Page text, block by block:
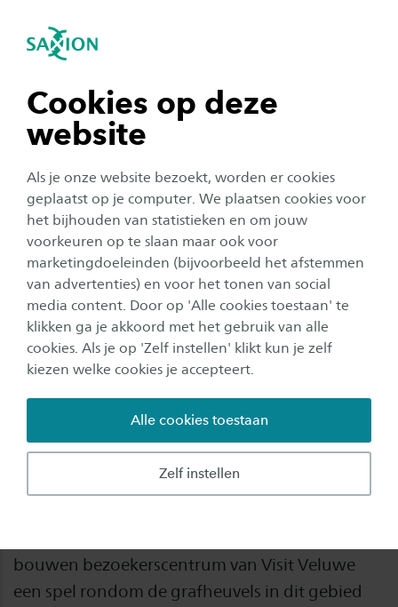
Cookies op deze
website
Als je onze website bezoekt, worden er cookies
geplaatst op je computer. We plaatsen cookies voor
het bijhouden van statistieken en om jouw
voorkeuren op te slaan maar ook voor
marketingdoeleinden (bijvoorbeeld het afstemmen
van advertenties) en voor het tonen van social
media content. Door op 'Alle cookies toestaan' te
klikken ga je akkoord met het gebruik van alle
cookies. Als je op 'Zelf instellen' klikt kun je zelf
kiezen welke cookies je accepteert.
Zelf instellen
Alle cookies toestaan
Navigatie openen
tonen
tonen
tonen
tonen
sluiten
Onderwijs
Virtueel grafheuvels bouwen
op de Veluwe: ‘Brengt een
stukje extra beleving’
Auteur:
Tom Wassink
Publicatiedatum:
19 april 2021 Leestijd: Minuten
Pottenbakken, boogschieten en een grafheuvel
bouwen. Het zijn ongetwijfeld niet je dagelijkse
bezigheden, maar misschien kun je dit
bouwen bezoekerscentrum van Visit Veluwe
een spel rondom de grafheuvels in dit gebied